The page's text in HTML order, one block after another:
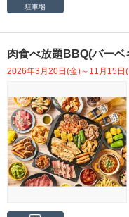
駐車場
肉食べ放題BBQ(バー
2026年3月20日(金)～11月15日